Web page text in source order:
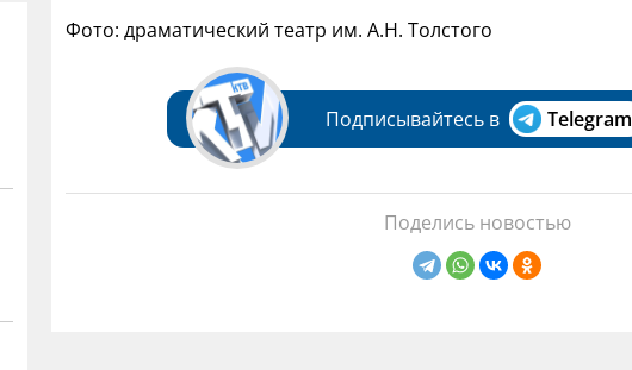
Фото: драматический театр им. А.Н. Толстого
Подписывайтесь в Telegram
Поделись новостью